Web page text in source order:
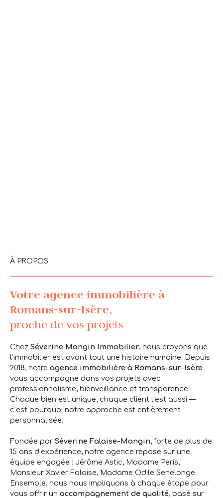
À PROPOS
Votre agence immobilière à
Romans-sur-Isère,
proche de vos projets
Chez Séverine Mangin Immobilier, nous croyons que
l’immobilier est avant tout une histoire humaine. Depuis
2018, notre agence immobilière à Romans-sur-Isère
vous accompagne dans vos projets avec
professionnalisme, bienveillance et transparence.
Chaque bien est unique, chaque client l’est aussi —
c’est pourquoi notre approche est entièrement
personnalisée.
Fondée par Séverine Falaise-Mangin, forte de plus de
15 ans d’expérience, notre agence repose sur une
équipe engagée : Jérôme Astic, Madame Peris,
Monsieur Xavier Falaise, Madame Odile Senelonge.
Ensemble, nous nous impliquons à chaque étape pour
vous offrir un accompagnement de qualité, basé sur